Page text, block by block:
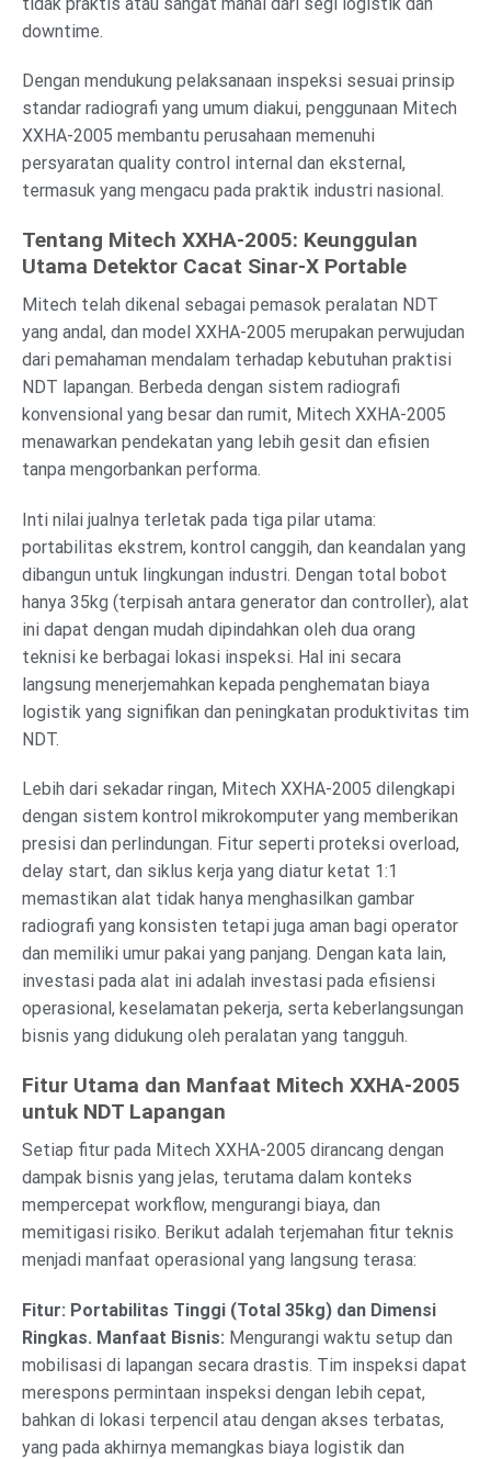
downtime.
Dengan mendukung pelaksanaan inspeksi sesuai prinsip
standar radiografi yang umum diakui, penggunaan Mitech
XXHA-2005 membantu perusahaan memenuhi
persyaratan quality control internal dan eksternal,
termasuk yang mengacu pada praktik industri nasional.
Tentang Mitech XXHA-2005: Keunggulan
Utama Detektor Cacat Sinar-X Portable
Mitech telah dikenal sebagai pemasok peralatan NDT
yang andal, dan model XXHA-2005 merupakan perwujudan
dari pemahaman mendalam terhadap kebutuhan praktisi
NDT lapangan. Berbeda dengan sistem radiografi
konvensional yang besar dan rumit, Mitech XXHA-2005
menawarkan pendekatan yang lebih gesit dan efisien
tanpa mengorbankan performa.
Inti nilai jualnya terletak pada tiga pilar utama:
portabilitas ekstrem, kontrol canggih, dan keandalan yang
dibangun untuk lingkungan industri. Dengan total bobot
hanya 35kg (terpisah antara generator dan controller), alat
ini dapat dengan mudah dipindahkan oleh dua orang
teknisi ke berbagai lokasi inspeksi. Hal ini secara
langsung menerjemahkan kepada penghematan biaya
logistik yang signifikan dan peningkatan produktivitas tim
NDT.
Lebih dari sekadar ringan, Mitech XXHA-2005 dilengkapi
dengan sistem kontrol mikrokomputer yang memberikan
presisi dan perlindungan. Fitur seperti proteksi overload,
delay start, dan siklus kerja yang diatur ketat 1:1
memastikan alat tidak hanya menghasilkan gambar
radiografi yang konsisten tetapi juga aman bagi operator
dan memiliki umur pakai yang panjang. Dengan kata lain,
investasi pada alat ini adalah investasi pada efisiensi
operasional, keselamatan pekerja, serta keberlangsungan
bisnis yang didukung oleh peralatan yang tangguh.
Fitur Utama dan Manfaat Mitech XXHA-2005
untuk NDT Lapangan
Setiap fitur pada Mitech XXHA-2005 dirancang dengan
dampak bisnis yang jelas, terutama dalam konteks
mempercepat workflow, mengurangi biaya, dan
memitigasi risiko. Berikut adalah terjemahan fitur teknis
menjadi manfaat operasional yang langsung terasa:
Fitur: Portabilitas Tinggi (Total 35kg) dan Dimensi
Ringkas. Manfaat Bisnis: Mengurangi waktu setup dan
mobilisasi di lapangan secara drastis. Tim inspeksi dapat
merespons permintaan inspeksi dengan lebih cepat,
bahkan di lokasi terpencil atau dengan akses terbatas,
yang pada akhirnya memangkas biaya logistik dan